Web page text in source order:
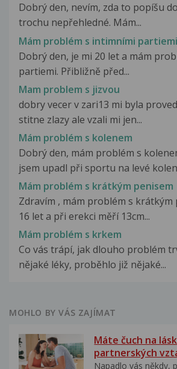
Dobrý den, nevím, zda to popíšu
trochu nepřehledné. Mám...
Mám problém s intimními partiemi
Dobrý den, je mi 20 let a mám
partiemi. Přibližně před...
Mam problem s jizvou
dobry vecer v zari13 mi byla
stitne zlazy ale vzali mi jen...
Mám problém s kolenem
Dobrý den, mám problém s
jsem upadl při sportu na levé
Mám problém s krátkým penisem
Zdravím , mám problém s krátkým
16 let a při erekci měří 13cm...
Mám problém s krkem
Co vás trápí, jak dlouho problém
nějaké léky, proběhlo již nějaké...
MOHLO BY VÁS ZAJÍMAT
Máte čuch na
partnerských
Napadlo vás někdy,